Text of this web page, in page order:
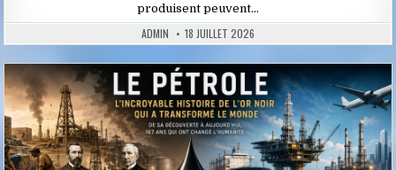
produisent peuvent…
ADMIN 18 JUILLET 2026
Posted
in